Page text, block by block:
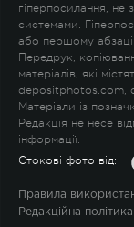
гіперпосилання, не
системами.
або першому абзаці
Передрук,
матеріалів, які
depositphotos.com,
Матеріали із
Редакція не несе
інформації.
Стокові фото від:
Правила
Редакційна політика